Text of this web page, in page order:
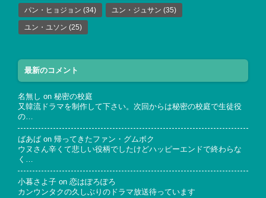
パン・ヒョジョン (34) ユン・ジュサン (35)
ユン・ユソン (25)
最新のコメント
名無し on 秘密の校庭
又韓流ドラマを制作して下さい。次回からは秘密の校庭で生徒役
の…
ばあば on 帰ってきたファン・グムボク
ウヌさん辛くて悲しい役柄でしたけどハッピーエンドで終わらな
く…
小暮さよ子 on 恋はぽろぽろ
カンウンタクの久しぶりのドラマ放送待っています